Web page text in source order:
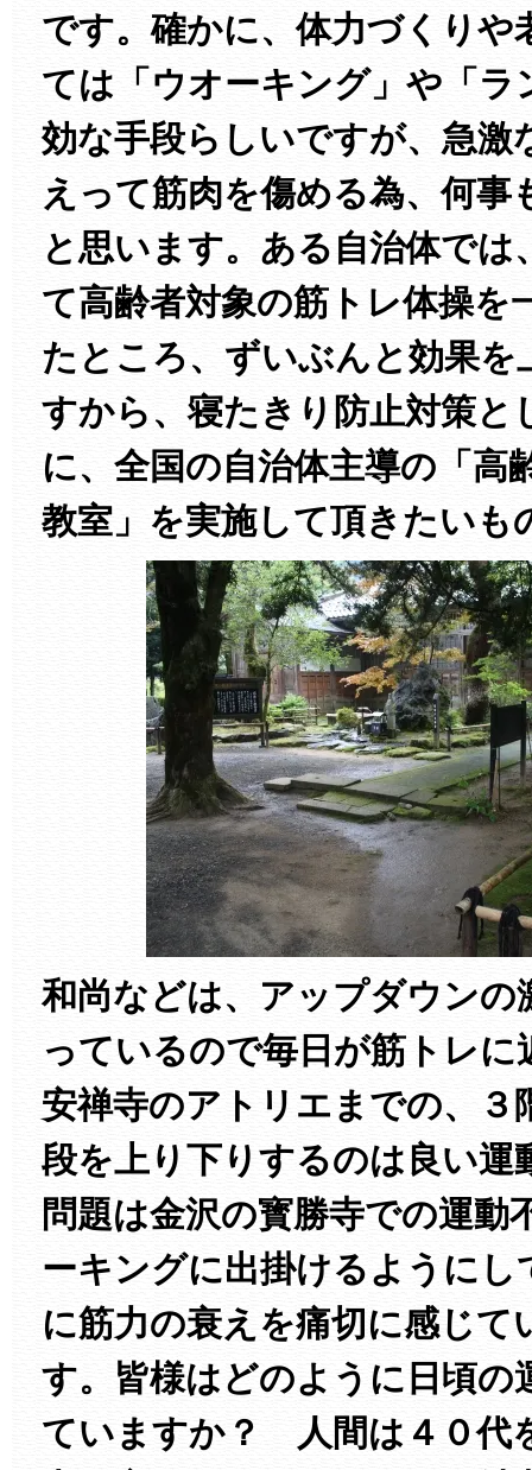
です。確かに、体力づくりや
ては「ウオーキング」や「ラ
効な手段らしいですが、急激
えって筋肉を傷める為、何事
と思います。ある自治体では
て高齢者対象の筋トレ体操を
たところ、ずいぶんと効果を
すから、寝たきり防止対策と
に、全国の自治体主導の「高
教室」を実施して頂きたいも
和尚などは、アップダウンの
っているので毎日が筋トレに
安禅寺のアトリエまでの、３
段を上り下りするのは良い運
問題は金沢の寳勝寺での運動
ーキングに出掛けるようにし
に筋力の衰えを痛切に感じて
す。皆様はどのように日頃の
ていますか？ 人間は４０代